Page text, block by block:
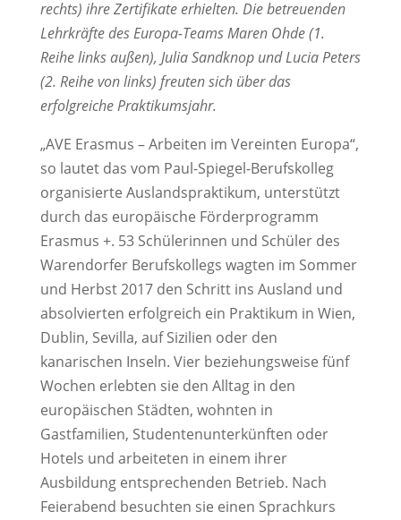
rechts) ihre Zertifikate erhielten. Die betreuenden
Lehrkräfte des Europa-Teams Maren Ohde (1.
Reihe links außen), Julia Sandknop und Lucia Peters
(2. Reihe von links) freuten sich über das
erfolgreiche Praktikumsjahr.
„AVE Erasmus – Arbeiten im Vereinten Europa“,
so lautet das vom Paul-Spiegel-Berufskolleg
organisierte Auslandspraktikum, unterstützt
durch das europäische Förderprogramm
Erasmus +. 53 Schülerinnen und Schüler des
Warendorfer Berufskollegs wagten im Sommer
und Herbst 2017 den Schritt ins Ausland und
absolvierten erfolgreich ein Praktikum in Wien,
Dublin, Sevilla, auf Sizilien oder den
kanarischen Inseln. Vier beziehungsweise fünf
Wochen erlebten sie den Alltag in den
europäischen Städten, wohnten in
Gastfamilien, Studentenunterkünften oder
Hotels und arbeiteten in einem ihrer
Ausbildung entsprechenden Betrieb. Nach
Feierabend besuchten sie einen Sprachkurs